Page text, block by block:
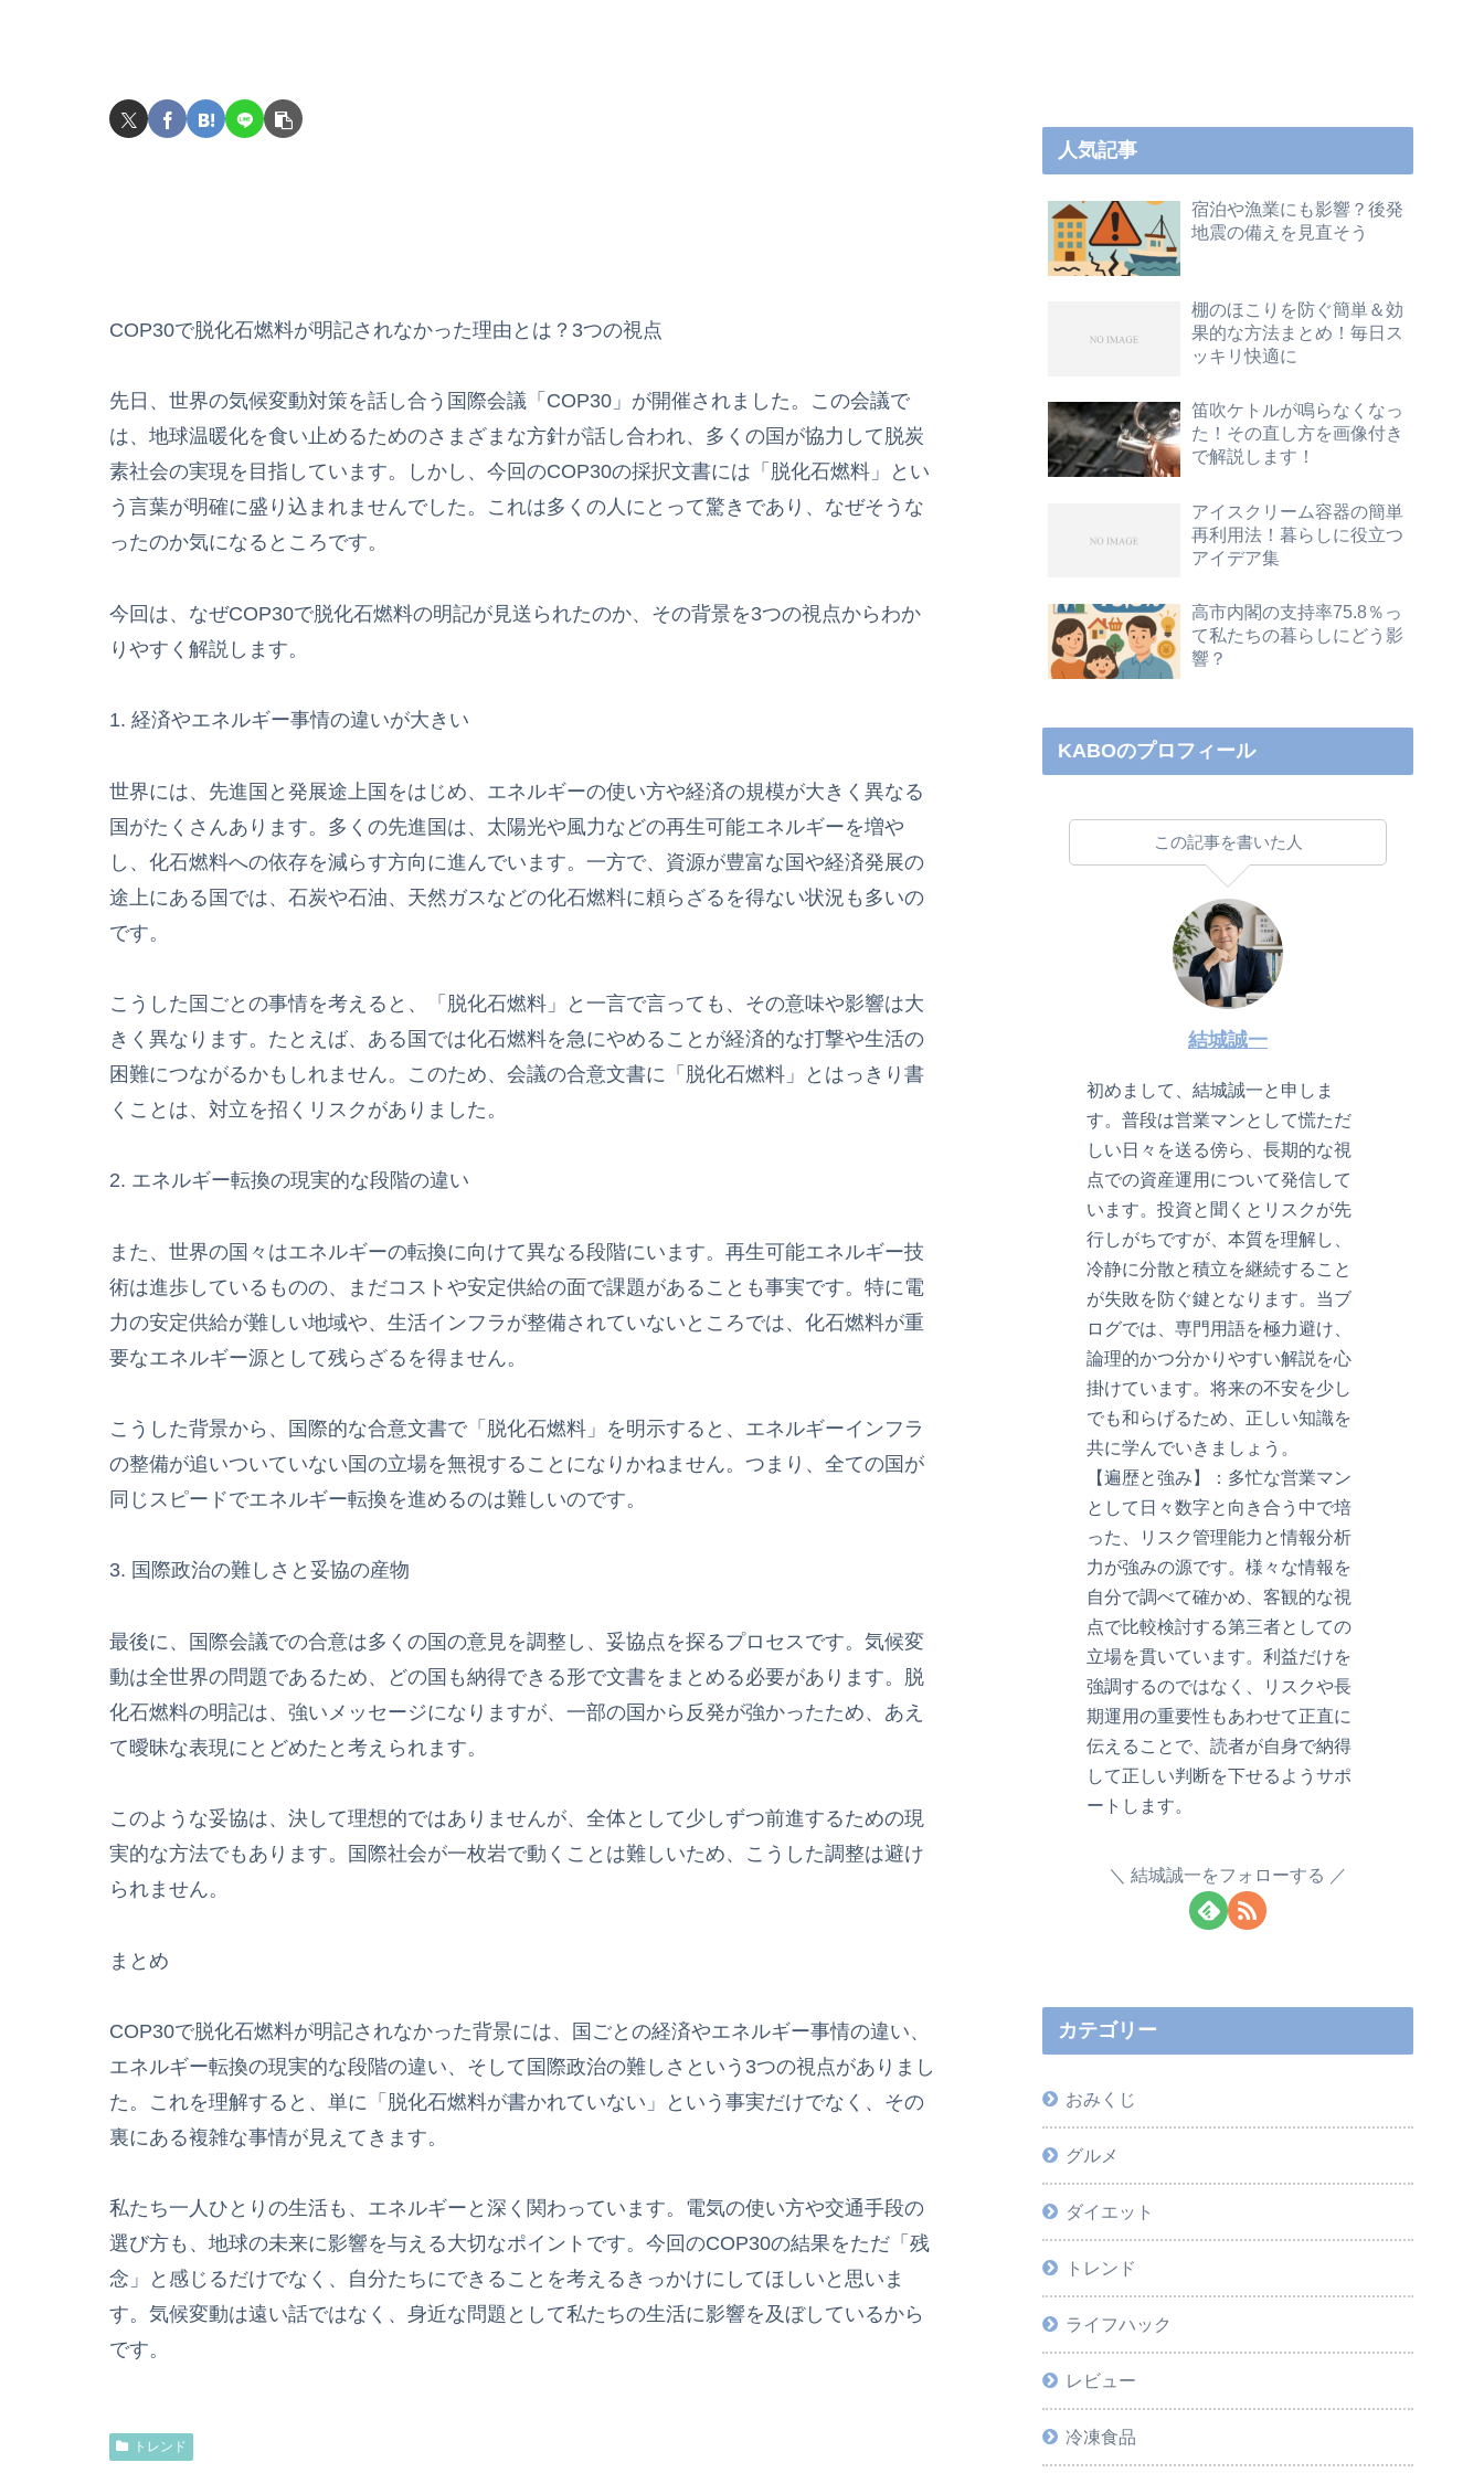
COP30で脱化石燃料が明記されなかった理由とは？3つの視点
先日、世界の気候変動対策を話し合う国際会議「COP30」が開催されました。この会議で
は、地球温暖化を食い止めるためのさまざまな方針が話し合われ、多くの国が協力して脱炭
素社会の実現を目指しています。しかし、今回のCOP30の採択文書には「脱化石燃料」とい
う言葉が明確に盛り込まれませんでした。これは多くの人にとって驚きであり、なぜそうな
ったのか気になるところです。
今回は、なぜCOP30で脱化石燃料の明記が見送られたのか、その背景を3つの視点からわか
りやすく解説します。
1. 経済やエネルギー事情の違いが大きい
世界には、先進国と発展途上国をはじめ、エネルギーの使い方や経済の規模が大きく異なる
国がたくさんあります。多くの先進国は、太陽光や風力などの再生可能エネルギーを増や
し、化石燃料への依存を減らす方向に進んでいます。一方で、資源が豊富な国や経済発展の
途上にある国では、石炭や石油、天然ガスなどの化石燃料に頼らざるを得ない状況も多いの
です。
こうした国ごとの事情を考えると、「脱化石燃料」と一言で言っても、その意味や影響は大
きく異なります。たとえば、ある国では化石燃料を急にやめることが経済的な打撃や生活の
困難につながるかもしれません。このため、会議の合意文書に「脱化石燃料」とはっきり書
くことは、対立を招くリスクがありました。
2. エネルギー転換の現実的な段階の違い
また、世界の国々はエネルギーの転換に向けて異なる段階にいます。再生可能エネルギー技
術は進歩しているものの、まだコストや安定供給の面で課題があることも事実です。特に電
力の安定供給が難しい地域や、生活インフラが整備されていないところでは、化石燃料が重
要なエネルギー源として残らざるを得ません。
こうした背景から、国際的な合意文書で「脱化石燃料」を明示すると、エネルギーインフラ
の整備が追いついていない国の立場を無視することになりかねません。つまり、全ての国が
同じスピードでエネルギー転換を進めるのは難しいのです。
3. 国際政治の難しさと妥協の産物
最後に、国際会議での合意は多くの国の意見を調整し、妥協点を探るプロセスです。気候変
動は全世界の問題であるため、どの国も納得できる形で文書をまとめる必要があります。脱
化石燃料の明記は、強いメッセージになりますが、一部の国から反発が強かったため、あえ
て曖昧な表現にとどめたと考えられます。
このような妥協は、決して理想的ではありませんが、全体として少しずつ前進するための現
実的な方法でもあります。国際社会が一枚岩で動くことは難しいため、こうした調整は避け
られません。
まとめ
COP30で脱化石燃料が明記されなかった背景には、国ごとの経済やエネルギー事情の違い、
エネルギー転換の現実的な段階の違い、そして国際政治の難しさという3つの視点がありまし
た。これを理解すると、単に「脱化石燃料が書かれていない」という事実だけでなく、その
裏にある複雑な事情が見えてきます。
私たち一人ひとりの生活も、エネルギーと深く関わっています。電気の使い方や交通手段の
選び方も、地球の未来に影響を与える大切なポイントです。今回のCOP30の結果をただ「残
念」と感じるだけでなく、自分たちにできることを考えるきっかけにしてほしいと思いま
す。気候変動は遠い話ではなく、身近な問題として私たちの生活に影響を及ぼしているから
です。
トレンド
人気記事
宿泊や漁業にも影響？後発
地震の備えを見直そう
棚のほこりを防ぐ簡単＆効
果的な方法まとめ！毎日ス
ッキリ快適に
笛吹ケトルが鳴らなくなっ
た！その直し方を画像付き
で解説します！
アイスクリーム容器の簡単
再利用法！暮らしに役立つ
アイデア集
高市内閣の支持率75.8％っ
て私たちの暮らしにどう影
響？
KABOのプロフィール
この記事を書いた人
結城誠一
初めまして、結城誠一と申しま
す。普段は営業マンとして慌ただ
しい日々を送る傍ら、長期的な視
点での資産運用について発信して
います。投資と聞くとリスクが先
行しがちですが、本質を理解し、
冷静に分散と積立を継続すること
が失敗を防ぐ鍵となります。当ブ
ログでは、専門用語を極力避け、
論理的かつ分かりやすい解説を心
掛けています。将来の不安を少し
でも和らげるため、正しい知識を
共に学んでいきましょう。
【遍歴と強み】：多忙な営業マン
として日々数字と向き合う中で培
った、リスク管理能力と情報分析
力が強みの源です。様々な情報を
自分で調べて確かめ、客観的な視
点で比較検討する第三者としての
立場を貫いています。利益だけを
強調するのではなく、リスクや長
期運用の重要性もあわせて正直に
伝えることで、読者が自身で納得
して正しい判断を下せるようサポ
ートします。
結城誠一をフォローする
カテゴリー
おみくじ
グルメ
ダイエット
トレンド
ライフハック
レビュー
冷凍食品